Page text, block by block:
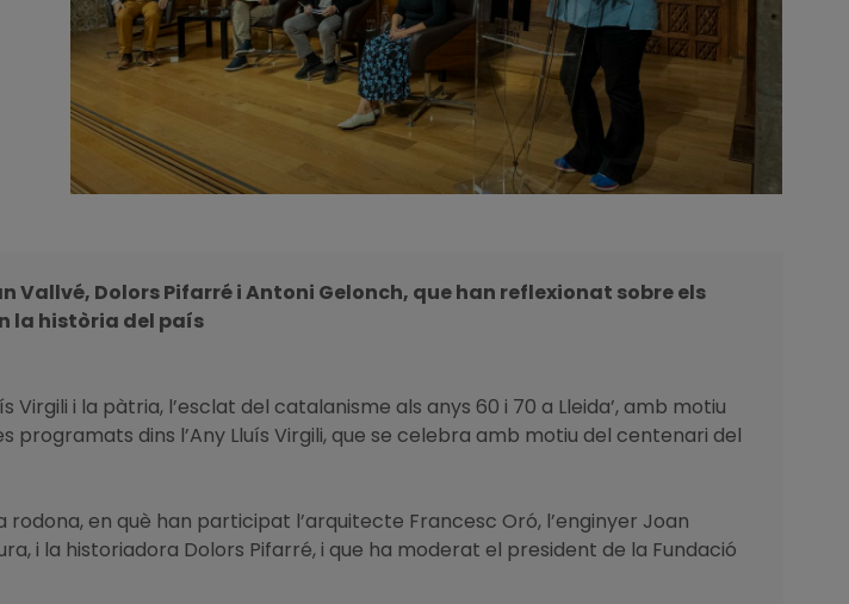
Dolors Pifarré i Antoni Gelonch, que han reflexionat sobre els
la història del país
Virgili i la pàtria, l’esclat del catalanisme als anys 60 i 70 a Lleida’, amb motiu
programats dins l’Any Lluís Virgili, que se celebra amb motiu del centenari del
en què han participat l’arquitecte Francesc Oró, l’enginyer Joan
i la historiadora Dolors Pifarré, i que ha moderat el president de la Fundació